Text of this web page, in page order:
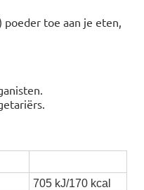
poeder toe aan je eten,
705 kJ/170 kcal